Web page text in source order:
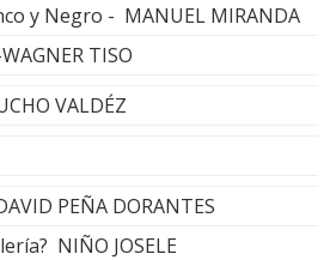
y Negro - MANUEL MIRANDA
TISO
VALDÉZ
PEÑA DORANTES
NIÑO JOSELE